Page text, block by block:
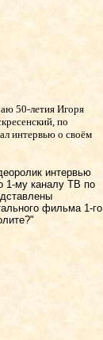
50-летия Игоря
по
интервью о своём
интервью
1-му каналу ТВ по
фильма 1-го